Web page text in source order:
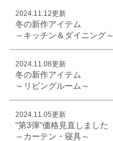
2024.11.12更新
冬の新作アイテム
～キッチン＆ダイニング～
2024.11.08更新
冬の新作アイテム
～リビングルーム～
2024.11.05更新
"第3弾"価格見直しました
～カーテン・寝具～